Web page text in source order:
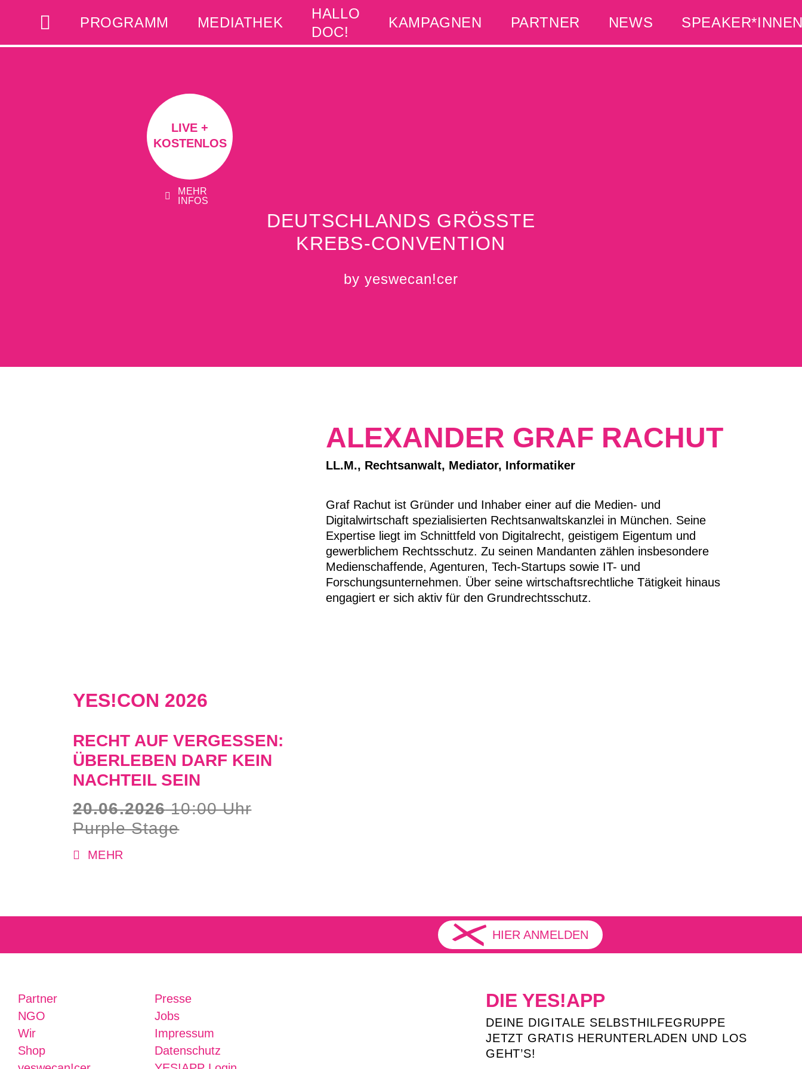
PROGRAMM MEDIATHEK
HALLO
DOC!
KAMPAGNEN PARTNER NEWS
DEUTSCHLANDS GRÖSSTE
KREBS‑CONVENTION
by yeswecan!cer
LIVE +
KOSTENLOS
MEHR
INFOS
ALEXANDER GRAF RACHUT
LL.M., Rechtsanwalt, Mediator, Informatiker
Graf Rachut ist Gründer und Inhaber einer auf die Medien- und
Digitalwirtschaft spezialisierten Rechtsanwaltskanzlei in München. Seine
Expertise liegt im Schnittfeld von Digitalrecht, geistigem Eigentum und
gewerblichem Rechtsschutz. Zu seinen Mandanten zählen insbesondere
Medienschaffende, Agenturen, Tech-Startups sowie IT- und
Forschungsunternehmen. Über seine wirtschaftsrechtliche Tätigkeit hinaus
engagiert er sich aktiv für den Grundrechtsschutz.
YES!CON 2026
RECHT AUF VERGESSEN:
ÜBERLEBEN DARF KEIN
NACHTEIL SEIN
20.06.202610:00 Uhr
Purple Stage
MEHR
HIER ANMELDEN
Partner
NGO
Wir
Shop
Presse
Jobs
Impressum
Datenschutz
DIE YES!APP
DEINE DIGITALE SELBSTHILFEGRUPPE
JETZT GRATIS HERUNTERLADEN UND LOS
GEHT’S!